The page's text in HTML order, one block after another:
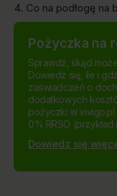
Co na podłogę na
Pożyczka na
Sprawdź, skąd
Dowiedz się, ile i
zaświadczeń o
dodatkowych
pożyczki w
0% RRSO
Dowiedz się